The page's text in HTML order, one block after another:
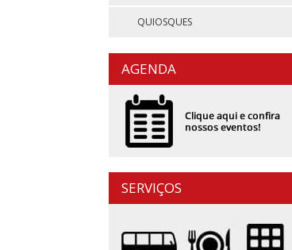
QUIOSQUES
AGENDA
SERVIÇOS